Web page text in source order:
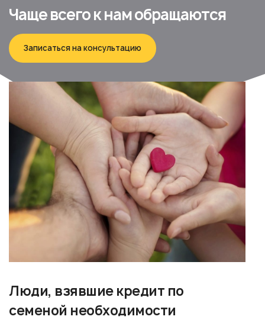
Чаще всего к нам обращаются
Записаться на консультацию
Люди, взявшие кредит по
семеной необходимости